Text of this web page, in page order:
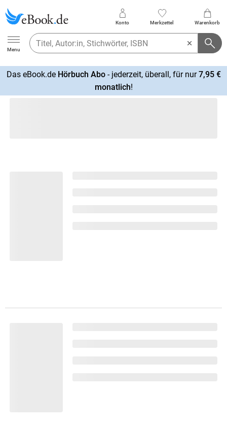
Ebook.de
Menu
Konto Merkzettel Warenkorb
Das eBook.de Hörbuch Abo- jederzeit, überall, für nur7,95 €
monatlich!